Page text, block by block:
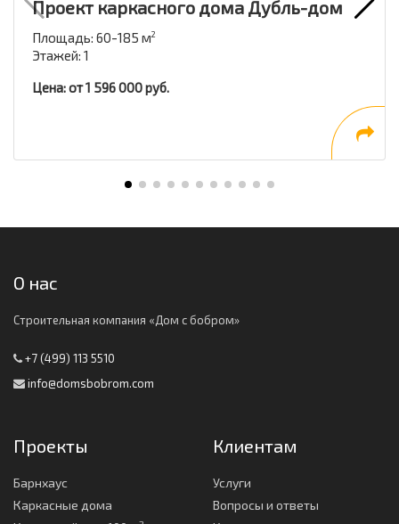
Проект каркасного дома Дубль-дом
Площадь: 60-185 м2
Этажей: 1
Цена: от 1 596 000 руб.
О нас
Строительная компания «Дом с бобром»
+7 (499) 113 5510
info@domsbobrom.com
Проекты
Барнхаус
Каркасные дома
Клиентам
Услуги
Вопросы и ответы